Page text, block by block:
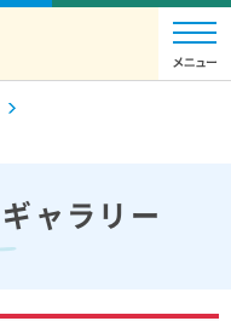
ャラリー